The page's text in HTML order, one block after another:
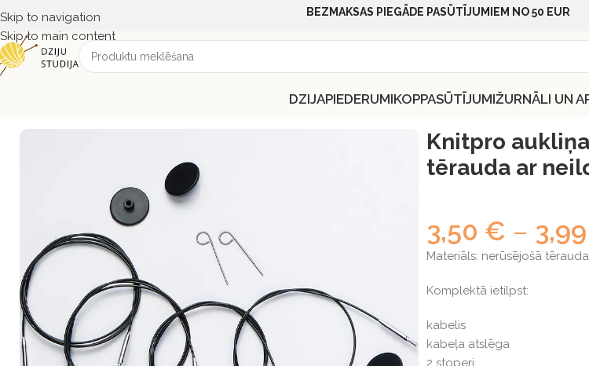
Skip to navigation
Skip to main content
BEZMAKSAS PIEGĀDE PASŪTĪJUMIEM NO 50 EUR
DZIJAPIEDERUMIKOPPASŪTĪJUMIŽURNĀLI UN
Knitpro
tērauda ar
3,50 € – 3,99
Materiāls: nerūsējošā
Komplektā ietilpst:
kabelis
kabeļa atslēga
2 stoperi